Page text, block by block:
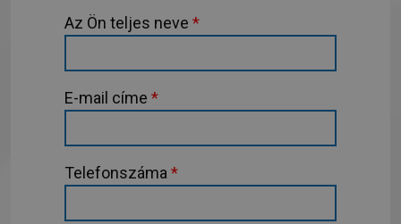
Az Ön teljes neve *
E-mail címe *
Telefonszáma *